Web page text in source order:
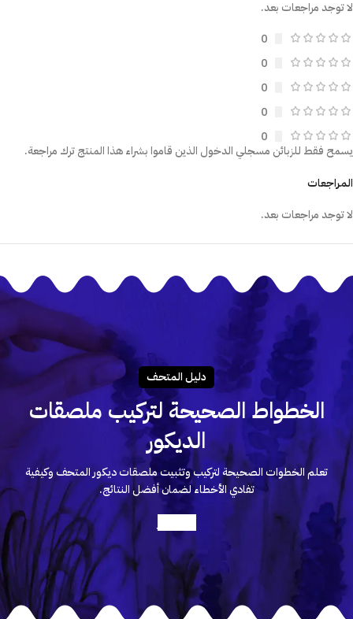
لا توجد مراجعات بعد.
0
0
0
0
0
المراجعات
لا توجد مراجعات بعد.
يسمح فقط للزبائن مسجلي الدخول الذين قاموا بشراء هذا المنتج ترك مراجعة.
دليـل المتحـف
الخطواط الصحيحة لتركيب ملصقات
الديكور
تعلم الخطوات الصحيحة لتركيب وتثبيت ملصقات ديكور المتحف وكيفية
تفادي الأخطاء لضمان أفضل النتائج.